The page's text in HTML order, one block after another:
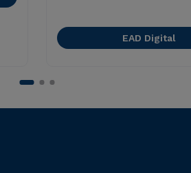
EAD Digital